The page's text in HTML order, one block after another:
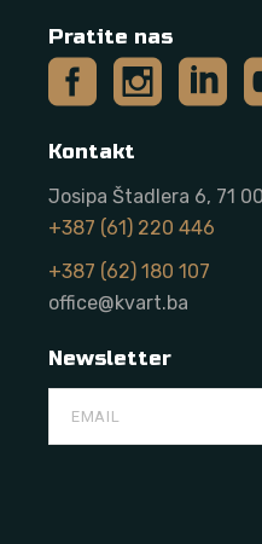
Pratite nas
Kontakt
Josipa Štadlera 6, 71
+387 (61) 220 446
+387 (62) 180 107
office@kvart.ba
Newsletter